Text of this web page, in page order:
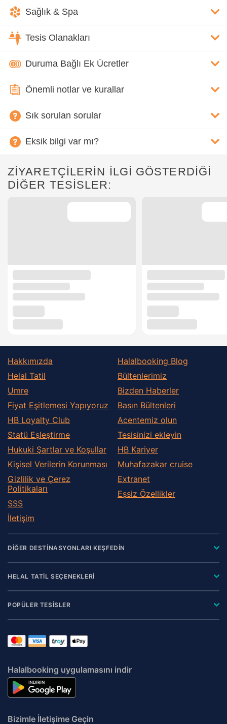
Sağlık & Spa
Tesis Olanakları
Duruma Bağlı Ek Ücretler
Önemli notlar ve kurallar
Sık sorulan sorular
Eksik bilgi var mı?
ZİYARETÇİLERİN İLGİ GÖSTERDİĞİ
DİĞER TESİSLER:
Hakkımızda
Helal Tatil
Umre
Fiyat Eşitlemesi Yapıyoruz
HB Loyalty Club
Statü Eşleştirme
Hukuki Şartlar ve Koşullar
Kişisel Verilerin Korunması
Gizlilik ve Çerez
Politikaları
SSS
İletişim
Halalbooking Blog
Bültenlerimiz
Bizden Haberler
Basın Bültenleri
Acentemiz olun
Tesisinizi ekleyin
HB Kariyer
Muhafazakar сruise
Extranet
Eşsiz Özellikler
DİĞER DESTİNASYONLARI KEŞFEDİN
HELAL TATİL SEÇENEKLERİ
POPÜLER TESİSLER
Halalbooking uygulamasını indir
Bizimle İletişime Geçin